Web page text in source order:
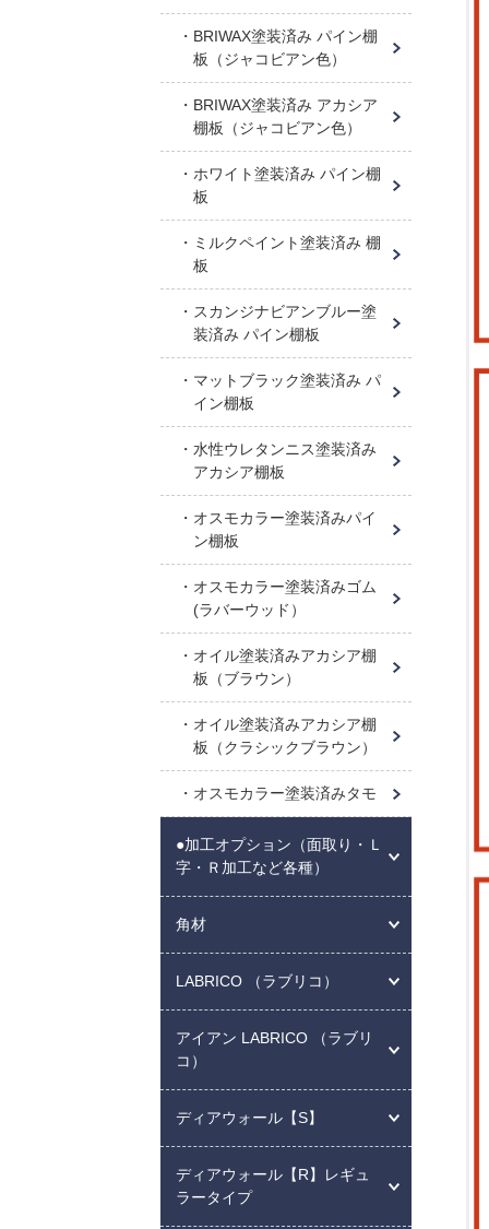
BRIWAX塗装済み パイン棚
板（ジャコビアン色）
BRIWAX塗装済み アカシア
棚板（ジャコビアン色）
ホワイト塗装済み パイン棚
板
ミルクペイント塗装済み 棚
板
スカンジナビアンブルー塗
装済み パイン棚板
マットブラック塗装済み パ
イン棚板
水性ウレタンニス塗装済み
アカシア棚板
オスモカラー塗装済みパイ
ン棚板
オスモカラー塗装済みゴム
(ラバーウッド）
オイル塗装済みアカシア棚
板（ブラウン）
オイル塗装済みアカシア棚
板（クラシックブラウン）
オスモカラー塗装済みタモ
●加工オプション（面取り・Ｌ
字・Ｒ加工など各種）
角材
LABRICO （ラブリコ）
アイアン LABRICO （ラブリ
コ）
ディアウォール【S】
ディアウォール【R】レギュ
ラータイプ